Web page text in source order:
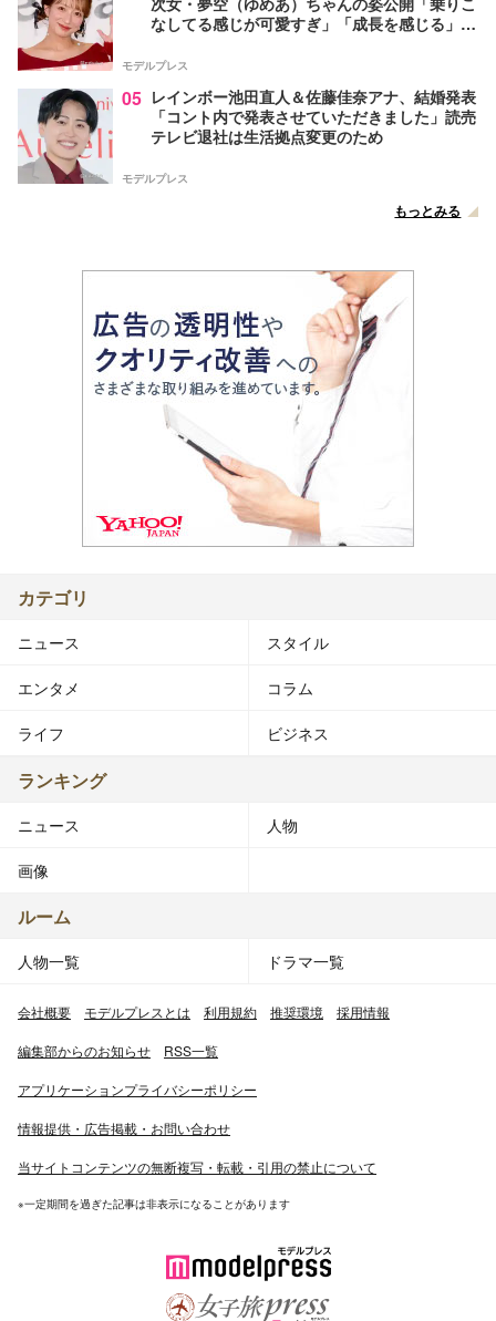
なしてる感じが可愛すぎ」「成長を感じる」の
モデルプレス
05 レインボー池田直人＆佐藤佳奈アナ、結婚発表
「コント内で発表させていただきました」読売
テレビ退社は生活拠点変更のため
モデルプレス
もっとみる
カテゴリ
ニュース スタイル
エンタメ コラム
ライフ ビジネス
ランキング
ニュース 人物
画像
ルーム
人物一覧 ドラマ一覧
会社概要 モデルプレスとは 利用規約 推奨環境 採用情報
編集部からのお知らせ RSS一覧
アプリケーションプライバシーポリシー
情報提供・広告掲載・お問い合わせ
当サイトコンテンツの無断複写・転載・引用の禁止について
※一定期間を過ぎた記事は非表示になることがあります